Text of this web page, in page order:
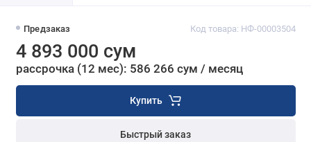
Предзаказ Код товара: НФ-00003504
4 893 000 сум
рассрочка (12 мес): 586 266 сум / месяц
Купить
Быстрый заказ